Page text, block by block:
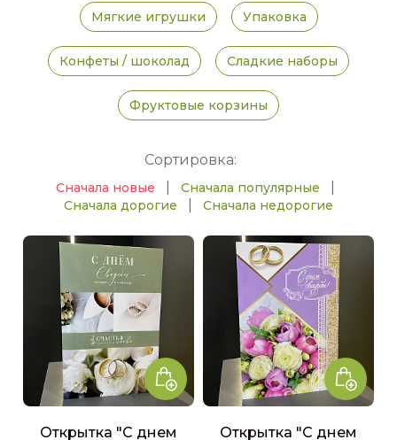
Мягкие игрушки Упаковка
Конфеты / шоколад Сладкие наборы
Фруктовые корзины
Сортировка:
Сначала новые Сначала популярные
Сначала дорогие Сначала недорогие
Открытка "С днем
Открытка "С днем